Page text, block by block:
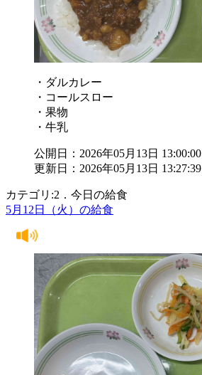
・ダルカレー
・コールスロー
・果物
・牛乳
公開日：2026年05月13日 13:00:00
更新日：2026年05月13日 13:27:39
カテゴリ:2．今日の給食
5月12日（火）の給食